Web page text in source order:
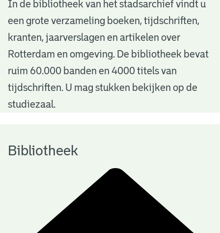
B
b
o
h
In de bibliotheek van het stadsarchief vindt u
een grote verzameling boeken, tijdschriften,
kranten, jaarverslagen en artikelen over
Rotterdam en omgeving. De bibliotheek bevat
ruim 60.000 banden en 4000 titels van
tijdschriften. U mag stukken bekijken op de
studiezaal.
Bibliotheek